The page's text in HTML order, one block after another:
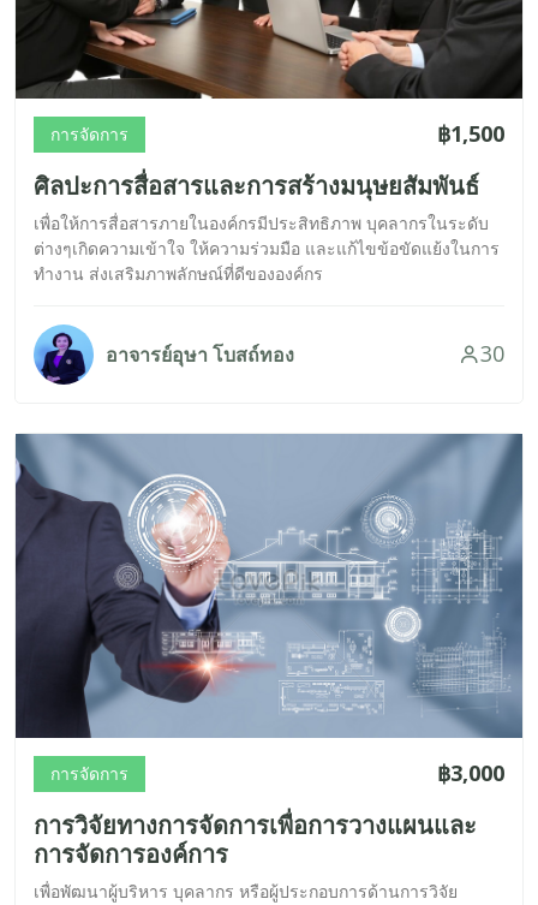
การจัดการ
฿1,500
ศิลปะการสื่อสารและการสร้างมนุษยสัมพันธ์
เพื่อให้การสื่อสารภายในองค์กรมีประสิทธิภาพ บุคลากรในระดับ
ต่างๆเกิดความเข้าใจ ให้ความร่วมมือ และแก้ไขข้อขัดแย้งในการ
ทำงาน ส่งเสริมภาพลักษณ์ที่ดีขององค์กร
อาจารย์อุษา โบสถ์ทอง 30
การจัดการ
฿3,000
การวิจัยทางการจัดการเพื่อการวางแผนและ
การจัดการองค์การ
เพื่อพัฒนาผู้บริหาร บุคลากร หรือผู้ประกอบการด้านการวิจัย